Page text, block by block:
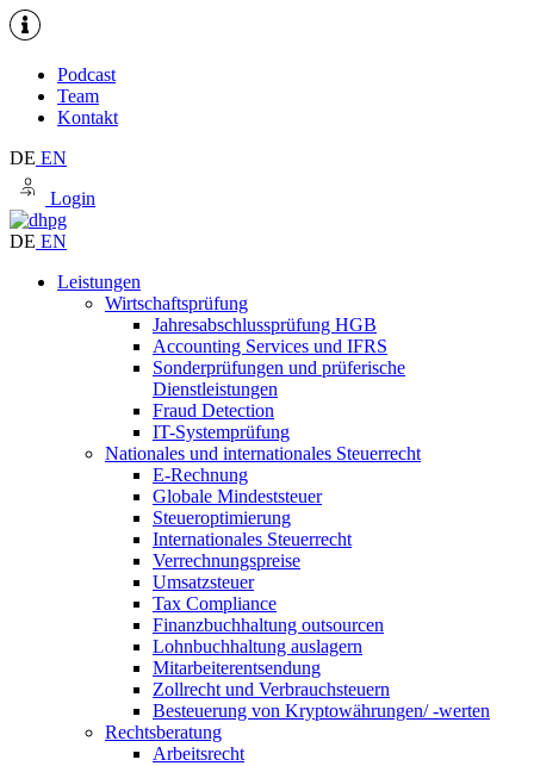
Podcast
Team
Kontakt
DE EN
Login
DE EN
Leistungen
Wirtschaftsprüfung
Jahresabschlussprüfung HGB
Accounting Services und IFRS
Sonderprüfungen und prüferische
Dienstleistungen
Fraud Detection
IT-Systemprüfung
Nationales und internationales Steuerrecht
E-Rechnung
Globale Mindeststeuer
Steueroptimierung
Internationales Steuerrecht
Verrechnungspreise
Umsatzsteuer
Tax Compliance
Finanzbuchhaltung outsourcen
Lohnbuchhaltung auslagern
Mitarbeiterentsendung
Zollrecht und Verbrauchsteuern
Besteuerung von Kryptowährungen/ -werten
Rechtsberatung
Arbeitsrecht